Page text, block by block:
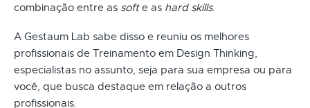
combinação entre as softe as hard skills.
A Gestaum Lab sabe disso e reuniu os melhores
profissionais de Treinamento em Design Thinking,
especialistas no assunto, seja para sua empresa ou para
você, que busca destaque em relação a outros
profissionais.